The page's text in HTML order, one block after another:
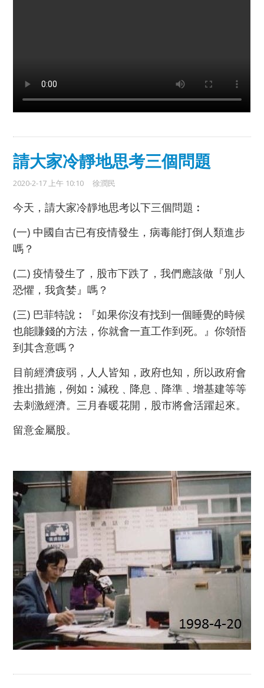
請大家冷靜地思考三個問題
2020-2-17 上午 10:10 徐潤民
今天，請大家冷靜地思考以下三個問題︰
(一) 中國自古已有疫情發生，病毒能打倒人類進步
嗎？
(二) 疫情發生了，股市下跌了，我們應該做『別人
恐懼，我貪婪』嗎？
(三) 巴菲特說︰『如果你沒有找到一個睡覺的時候
也能賺錢的方法，你就會一直工作到死。』你領悟
到其含意嗎？
目前經濟疲弱，人人皆知，政府也知，所以政府會
推出措施，例如︰減稅﹑降息﹑降準﹑增基建等等
去刺激經濟。三月春暖花開，股市將會活躍起來。
留意金屬股。